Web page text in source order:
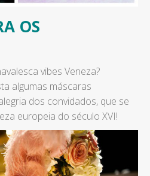
OS
vibes Veneza?
algumas máscaras
dos convidados, que se
europeia do século XVI!